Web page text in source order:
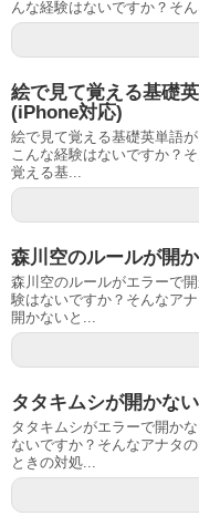
んな経験はないですか？そ
絵で見て覚える基礎
(iPhone対応)
絵で見て覚える基礎英単語
こんな経験はないですか？
覚える基...
森川空のルールが開
森川空のルールがエラーで
験はないですか？そんなア
開かないと...
タタキムシが開かな
タタキムシがエラーで開か
ないですか？そんなアナタ
ときの対処...